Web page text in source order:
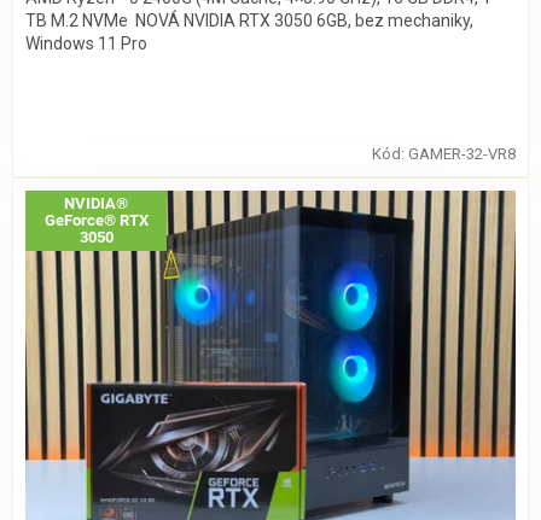
TB M.2 NVMe NOVÁ NVIDIA RTX 3050 6GB, bez mechaniky,
Windows 11 Pro
Kód: GAMER-32-VR8
NVIDIA®
GeForce® RTX
3050